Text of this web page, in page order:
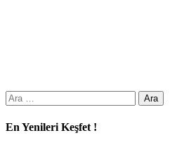
Arama:
En Yenileri Keşfet !